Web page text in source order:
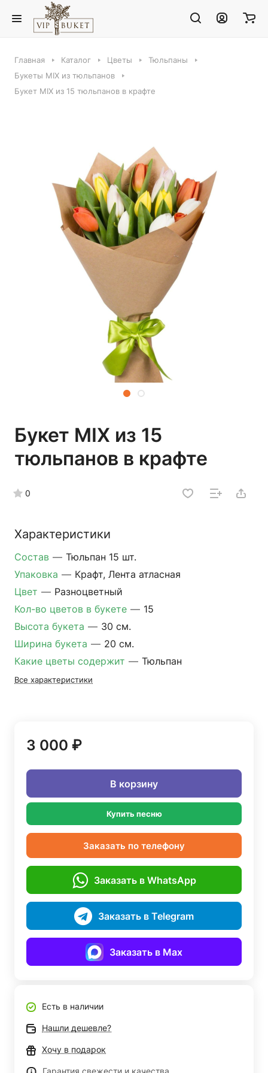
Главная Каталог Цветы
Тюльпаны
Букеты MIX из тюльпанов
Букет MIX из 15 тюльпанов в крафте
Букет MIX из 15
тюльпанов в крафте
0
Характеристики
Состав — Тюльпан 15 шт.
Упаковка — Крафт, Лента атласная
Цвет — Разноцветный
Кол-во цветов в букете — 15
Высота букета — 30 см.
Ширина букета — 20 см.
Какие цветы содержит — Тюльпан
Все характеристики
3 000 ₽
В корзину
Купить песню
Заказать по телефону
Заказать в WhatsApp
Заказать в Telegram
Заказать в Max
Есть в наличии
Нашли дешевле?
Хочу в подарок
Гарантия свежести и качества